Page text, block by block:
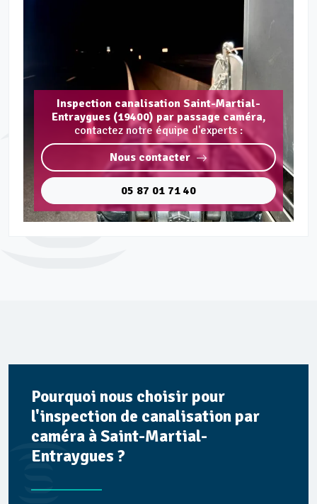
Inspection canalisation Saint-Martial-
Entraygues (19400) par passage caméra,
contactez notre équipe d'experts :
Nous contacter
05 87 01 71 40
Pourquoi nous choisir pour
l'inspection de canalisation par
caméra à Saint-Martial-
Entraygues ?